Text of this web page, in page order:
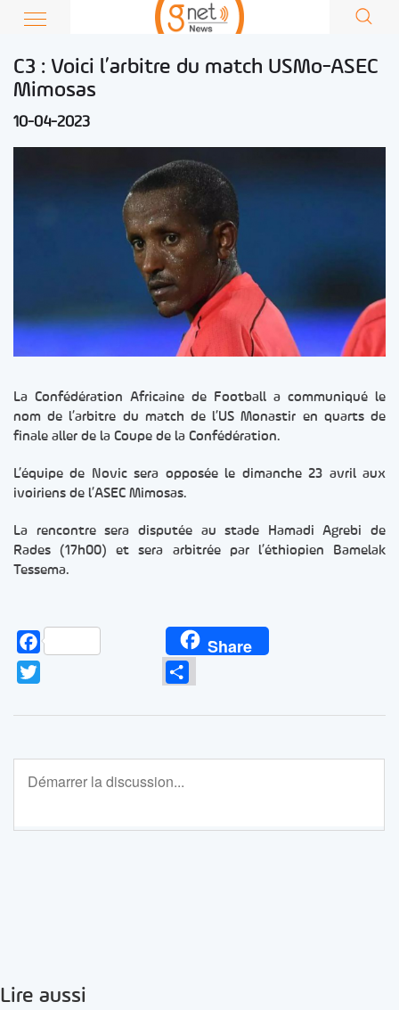
C3 : Voici l’arbitre du match USMo-ASEC
Mimosas
10-04-2023
La Confédération Africaine de Football a communiqué le
nom de l’arbitre du match de l’US Monastir en quarts de
finale aller de la Coupe de la Confédération.
L’équipe de Novic sera opposée le dimanche 23 avril aux
ivoiriens de l’ASEC Mimosas.
La rencontre sera disputée au stade Hamadi Agrebi de
Rades (17h00) et sera arbitrée par l’éthiopien Bamelak
Tessema.
Facebook Share
Lire aussi